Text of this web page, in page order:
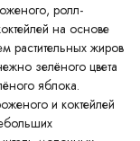
ролл-
на основе
растительных жиров
зелёного цвета
яблока.
и коктейлей